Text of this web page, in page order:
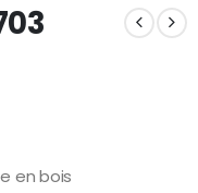
en bois